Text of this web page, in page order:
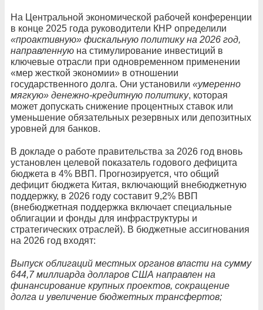
На Центральной экономической рабочей конференции
в конце 2025 года руководители КНР определили
«проактивную» фискальную политику на 2026 год,
направленную на стимулирование инвестиций в
ключевые отрасли при одновременном применении
«мер жесткой экономии» в отношении
государственного долга. Они установили «умеренно
мягкую» денежно-кредитную политику, которая
может допускать снижение процентных ставок или
уменьшение обязательных резервных или депозитных
уровней для банков.
В докладе о работе правительства за 2026 год вновь
установлен целевой показатель годового дефицита
бюджета в 4% ВВП. Прогнозируется, что общий
дефицит бюджета Китая, включающий внебюджетную
поддержку, в 2026 году составит 9,2% ВВП
(внебюджетная поддержка включает специальные
облигации и фонды для инфраструктуры и
стратегических отраслей). В бюджетные ассигнования
на 2026 год входят:
Выпуск облигаций местных органов власти на сумму
644,7 миллиарда долларов США направлен на
финансирование крупных проектов, сокращение
долга и увеличение бюджетных трансфертов;